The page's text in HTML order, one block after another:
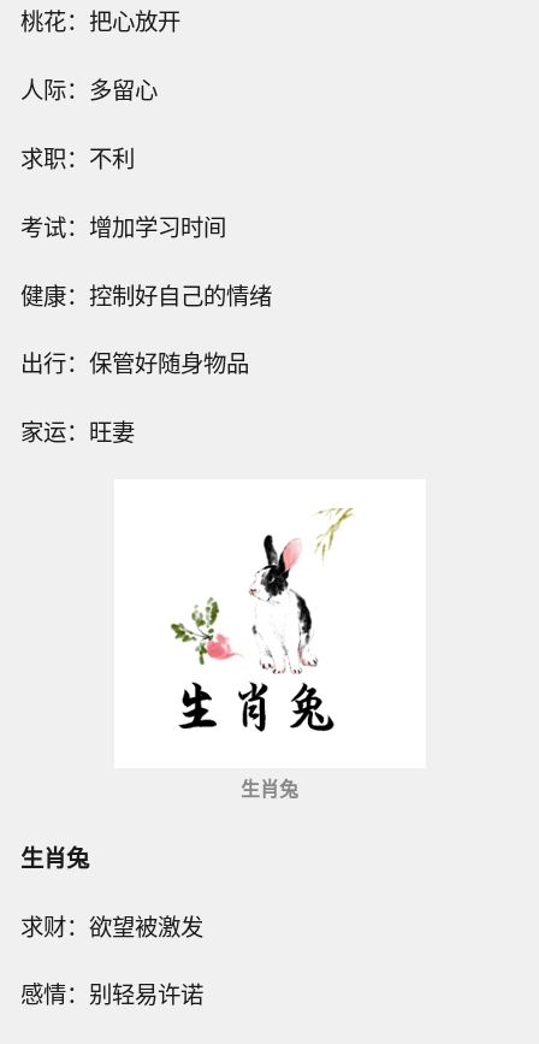
桃花：把心放开
人际：多留心
求职：不利
考试：增加学习时间
健康：控制好自己的情绪
出行：保管好随身物品
家运：旺妻
生肖兔
生肖兔
求财：欲望被激发
感情：别轻易许诺